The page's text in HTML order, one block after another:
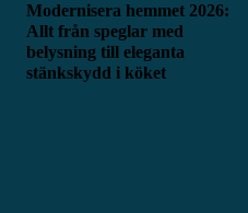
Modernisera hemmet 2026:
Allt från speglar med
belysning till eleganta
stänkskydd i köket